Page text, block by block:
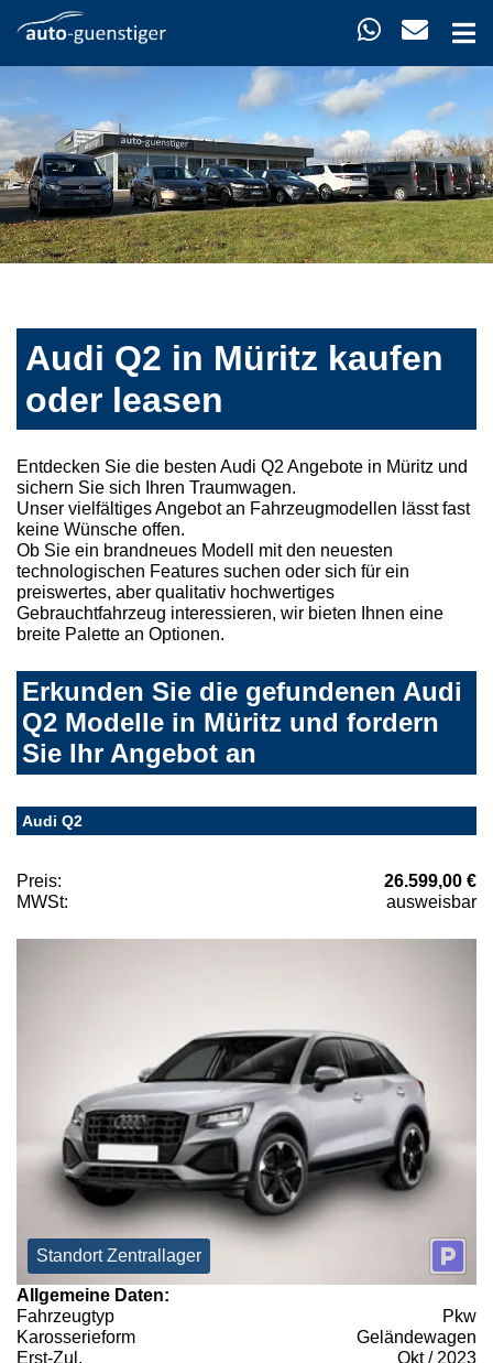
Audi Q2 in Müritz kaufen
oder leasen
Entdecken Sie die besten Audi Q2 Angebote in Müritz und
sichern Sie sich Ihren Traumwagen.
Unser vielfältiges Angebot an Fahrzeugmodellen lässt fast
keine Wünsche offen.
Ob Sie ein brandneues Modell mit den neuesten
technologischen Features suchen oder sich für ein
preiswertes, aber qualitativ hochwertiges
Gebrauchtfahrzeug interessieren, wir bieten Ihnen eine
breite Palette an Optionen.
Erkunden Sie die gefundenen Audi
Q2 Modelle in Müritz und fordern
Sie Ihr Angebot an
Audi Q2
Preis:
26.599,00 €
MWSt:
ausweisbar
Standort Zentrallager
Allgemeine Daten:
Fahrzeugtyp
Pkw
Karosserieform
Geländewagen
Erst-Zul.
Okt / 2023